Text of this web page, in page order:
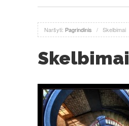
Naršyti: Pagrindinis / Skelbimai
Skelbimai